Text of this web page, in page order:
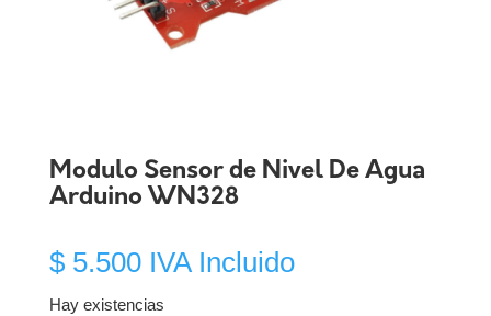
Modulo Sensor de Nivel De Agua
Arduino WN328
$5.500 IVA Incluido
Hay existencias